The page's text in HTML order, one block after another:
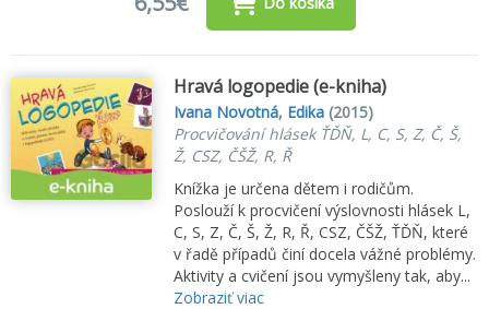
Hravá logopedie (e-kniha)
Ivana Novotná, Edika (2015)
Procvičování hlásek ŤĎŇ, L, C, S, Z, Č, Š,
Ž, CSZ, ČŠŽ, R, Ř
Knížka je určena dětem i rodičům.
Poslouží k procvičení výslovnosti hlásek L,
C, S, Z, Č, Š, Ž, R, Ř, CSZ, ČŠŽ, ŤĎŇ, které
v řadě případů činí docela vážné problémy.
Aktivity a cvičení jsou vymyšleny tak, aby...
Zobraziť viac